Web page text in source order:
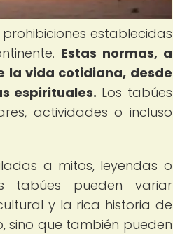
establecidas
Estas normas, a
la vida cotidiana, desde
espirituales. Los tabúes
actividades o incluso
a mitos, leyendas o
tabúes pueden variar
y la rica historia de
sino que también pueden